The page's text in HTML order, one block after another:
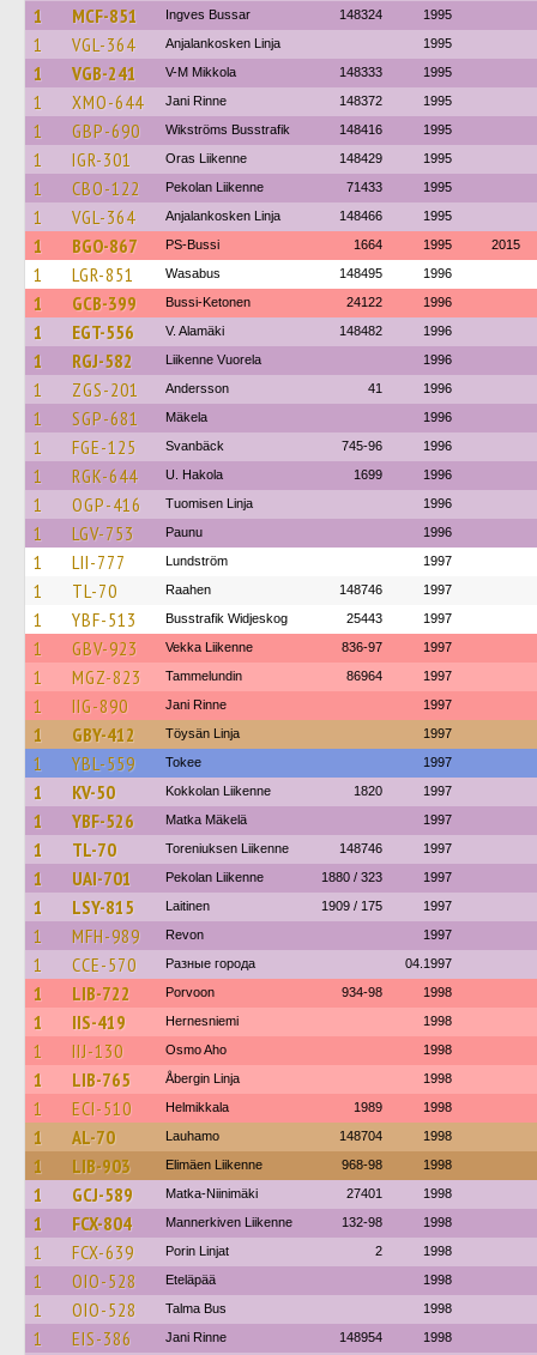
1 MCF-851 Ingves Bussar 148324 1995
1 VGL-364 Anjalankosken Linja 1995
1 VGB-241 V-M Mikkola 148333 1995
1 XMO-644 Jani Rinne 148372 1995
1 GBP-690 Wikströms Busstrafik 148416 1995
1 IGR-301 Oras Liikenne 148429 1995
1 CBO-122 Pekolan Liikenne 71433 1995
1 VGL-364 Anjalankosken Linja 148466 1995
1 BGO-867 PS-Bussi 1664 1995 2015
1 LGR-851 Wasabus 148495 1996
1 GCB-399 Bussi-Ketonen 24122 1996
1 EGT-556 V. Alamäki 148482 1996
1 RGJ-582 Liikenne Vuorela 1996
1 ZGS-201 Andersson 41 1996
1 SGP-681 Mäkela 1996
1 FGE-125 Svanbäck 745-96 1996
1 RGK-644 U. Hakola 1699 1996
1 OGP-416 Tuomisen Linja 1996
1 LGV-753 Paunu 1996
1 LII-777 Lundström 1997
1 TL-70 Raahen 148746 1997
1 YBF-513 Busstrafik Widjeskog 25443 1997
1 GBV-923 Vekka Liikenne 836-97 1997
1 MGZ-823 Tammelundin 86964 1997
1 IIG-890 Jani Rinne 1997
1 GBY-412 Töysän Linja 1997
1 YBL-559 Tokee 1997
1 KV-50 Kokkolan Liikenne 1820 1997
1 YBF-526 Matka Mäkelä 1997
1 TL-70 Toreniuksen Liikenne 148746 1997
1 UAI-701 Pekolan Liikenne 1880 / 323 1997
1 LSY-815 Laitinen 1909 / 175 1997
1 MFH-989 Revon 1997
1 CCE-570 Разные города 04.1997
1 LIB-722 Porvoon 934-98 1998
1 IIS-419 Hernesniemi 1998
1 IIJ-130 Osmo Aho 1998
1 LIB-765 Åbergin Linja 1998
1 ECI-510 Helmikkala 1989 1998
1 AL-70 Lauhamo 148704 1998
1 LIB-903 Elimäen Liikenne 968-98 1998
1 GCJ-589 Matka-Niinimäki 27401 1998
1 FCX-804 Mannerkiven Liikenne 132-98 1998
1 FCX-639 Porin Linjat 2 1998
1 OIO-528 Eteläpää 1998
1 OIO-528 Talma Bus 1998
1 EIS-386 Jani Rinne 148954 1998